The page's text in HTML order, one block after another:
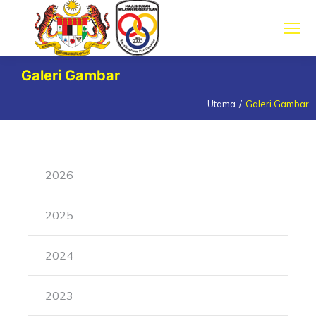
Galeri Gambar
Utama Galeri Gambar
2026
2025
2024
2023